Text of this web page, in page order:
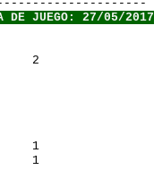
DE JUEGO: 27/05/2017
2
1
1